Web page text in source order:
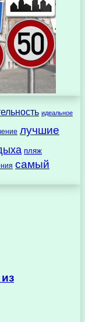
идеальное
лучшие
пляж
самый